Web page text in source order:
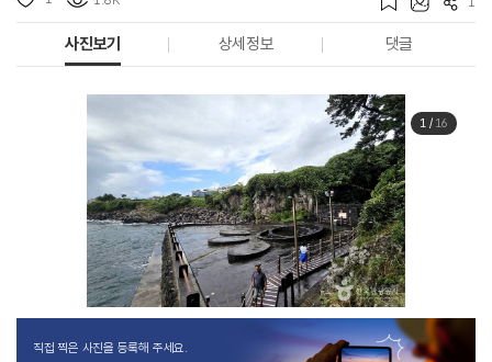
사진보기 상세정보 댓글
1/ 16
직접 찍은 사진을 등록해 주세요.